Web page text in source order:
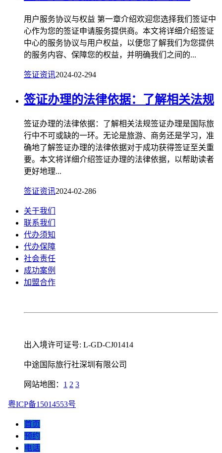
用户服务协议与权益 第一章介绍欢迎您选择我们签证中
心作为您的签证申请服务提供商。本文将详细介绍签证
中心的服务协议与用户权益，以便您了解我们为您提供
的服务内容、保障您的权益，并明确我们之间的...
签证资讯2024-02-294
签证办理的法律依据：了解相关法规
签证办理的法律依据：了解相关法规签证办理是国际旅
行中不可或缺的一环。无论是旅游、商务还是学习，准
确地了解签证办理的法律依据对于成功获得签证至关重
要。本文将详细介绍签证办理的法律依据，以帮助读者
更好地理...
签证资讯2024-02-286
关于我们
联系我们
代办须知
代办保障
社会责任
成功案例
加盟合作
出入境许可证号: L-GD-CJ01414
中途国际旅行社深圳有限公司
网站地图： 1 2 3
粤ICP备15014553号
首页
预约
电话